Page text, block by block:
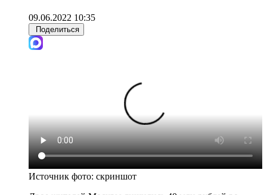
09.06.2022 10:35
Поделиться
Источник фото: скриншот